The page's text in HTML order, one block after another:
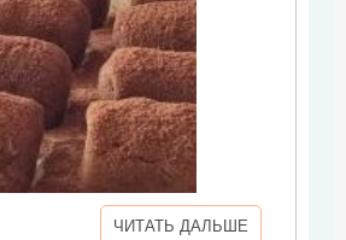
ЧИТАТЬ ДАЛЬШЕ